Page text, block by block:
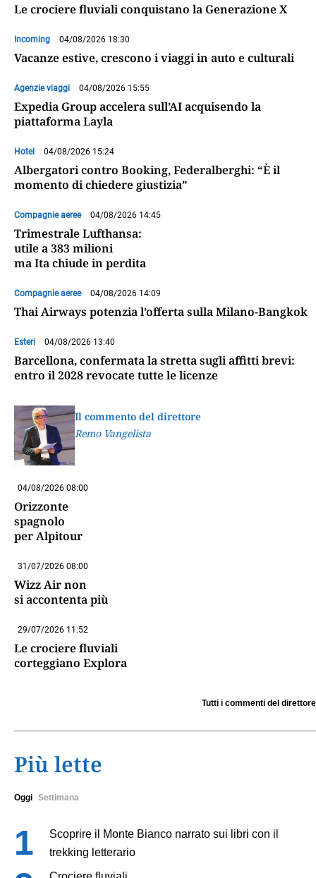
Le crociere fluviali conquistano la Generazione X
Incoming 04/08/2026 18:30
Vacanze estive, crescono i viaggi in auto e culturali
Agenzie viaggi 04/08/2026 15:55
Expedia Group accelera sull’AI acquisendo la
piattaforma Layla
Hotel 04/08/2026 15:24
Albergatori contro Booking, Federalberghi: “È il
momento di chiedere giustizia”
Compagnie aeree 04/08/2026 14:45
Trimestrale Lufthansa:
utile a 383 milioni
ma Ita chiude in perdita
Compagnie aeree 04/08/2026 14:09
Thai Airways potenzia l’offerta sulla Milano-Bangkok
Esteri 04/08/2026 13:40
Barcellona, confermata la stretta sugli affitti brevi:
entro il 2028 revocate tutte le licenze
Il commento del direttore
Remo Vangelista
04/08/2026 08:00
Orizzonte
spagnolo
per Alpitour
31/07/2026 08:00
Wizz Air non
si accontenta più
29/07/2026 11:52
Le crociere fluviali
corteggiano Explora
Tutti i commenti del direttore
Più lette
Oggi Settimana
Scoprire il Monte Bianco narrato sui libri con il
trekking letterario